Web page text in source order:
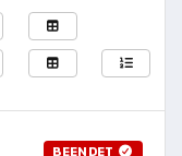
BEENDET